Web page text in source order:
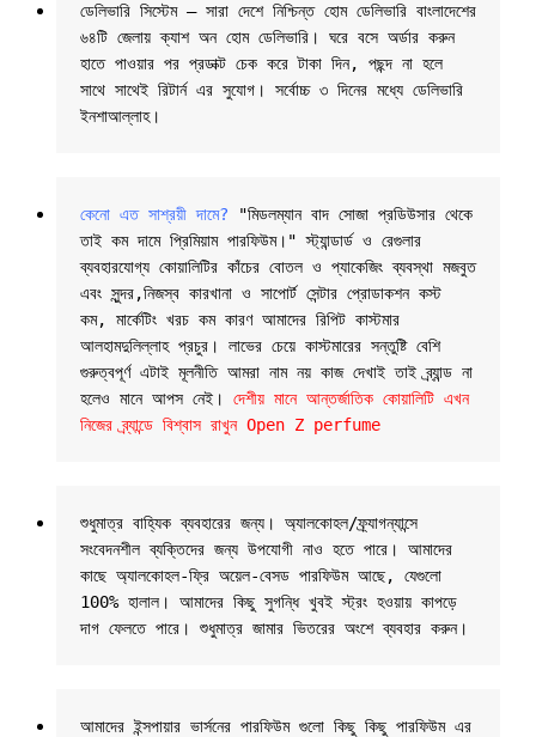
ডেলিভারি সিস্টেম – সারা দেশে নিশ্চিন্ত হোম ডেলিভারি বাংলাদেশের
৬৪টি জেলায় ক্যাশ অন হোম ডেলিভারি। ঘরে বসে অর্ডার করুন
হাতে পাওয়ার পর প্রডাক্ট চেক করে টাকা দিন, পছন্দ না হলে
সাথে সাথেই রিটার্ন এর সুযোগ। সর্বোচ্চ ৩ দিনের মধ্যে ডেলিভারি
ইনশাআল্লাহ।
কেনো এত সাশ্রয়ী দামে? "মিডলম্যান বাদ সোজা প্রডিউসার থেকে
তাই কম দামে প্রিমিয়াম পারফিউম।" স্ট্যান্ডার্ড ও রেগুলার
ব্যবহারযোগ্য কোয়ালিটির কাঁচের বোতল ও প্যাকেজিং ব্যবস্থা মজবুত
এবং সুন্দর,নিজস্ব কারখানা ও সাপোর্ট সেন্টার প্রোডাকশন কস্ট
কম, মার্কেটিং খরচ কম কারণ আমাদের রিপিট কাস্টমার
আলহামদুলিল্লাহ প্রচুর। লাভের চেয়ে কাস্টমারের সন্তুষ্টি বেশি
গুরুত্বপূর্ণ এটাই মূলনীতি আমরা নাম নয় কাজ দেখাই তাই ব্র্যান্ড না
হলেও মানে আপস নেই। দেশীয় মানে আন্তর্জাতিক কোয়ালিটি এখন
নিজের ব্র্যান্ডে বিশ্বাস রাখুন Open Z perfume
শুধুমাত্র বাহ্যিক ব্যবহারের জন্য। অ্যালকোহল/ফ্র্যাগন্যান্সে
সংবেদনশীল ব্যক্তিদের জন্য উপযোগী নাও হতে পারে। আমাদের
কাছে অ্যালকোহল-ফ্রি অয়েল-বেসড পারফিউম আছে, যেগুলো
100% হালাল। আমাদের কিছু সুগন্ধি খুবই স্ট্রং হওয়ায় কাপড়ে
দাগ ফেলতে পারে। শুধুমাত্র জামার ভিতরের অংশে ব্যবহার করুন।
আমাদের ইন্সপায়ার ভার্সনের পারফিউম গুলো কিছু কিছু পারফিউম এর